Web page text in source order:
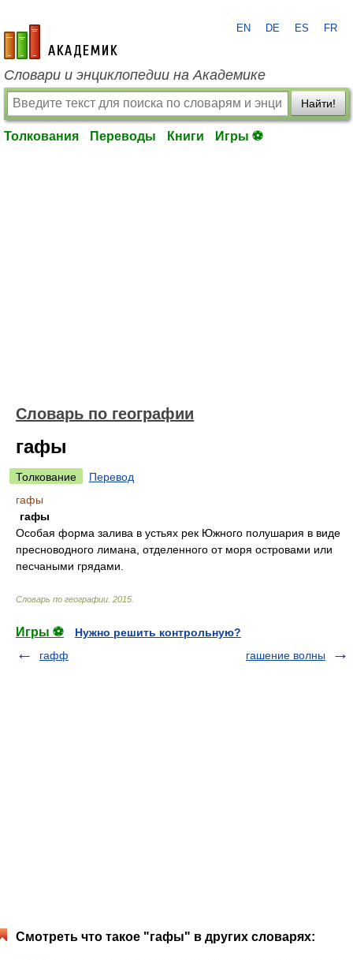
academic.ru
EN DE ES FR
Словари и энциклопедии на Академике
Найти!
Толкования Переводы Книги Игры ⚽
Словарь по географии
гафы
Толкование
Перевод
гафы
гафы
Особая форма залива в устьях рек Южного полушария в виде
пресноводного лимана, отделенного от моря островами или
песчаными грядами.
Словарь по географии 2015
Игры ⚽
Нужно решить контрольную?
гафф
гашение волны
Смотреть что такое "гафы" в других словарях: